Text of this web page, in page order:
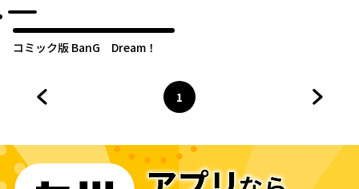
コミック版 BanG Dream！
ページ
1
へ